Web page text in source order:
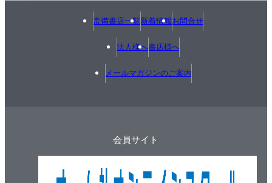
常備書店一覧新着情報お問合せ
法人様へ書店様へ
メールマガジンのご案内
会員サイト